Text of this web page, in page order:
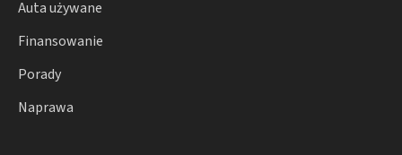
Auta używane
Finansowanie
Porady
Naprawa